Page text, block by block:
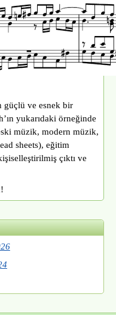
ve esnek bir
yukarıdaki örneğinde
müzik, modern müzik,
sheets), eğitim
çıktı ve